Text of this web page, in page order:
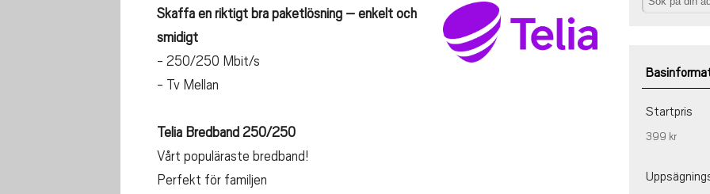
Skaffa en riktigt bra paketlösning – enkelt och
smidigt
- 250/250 Mbit/s
- Tv Mellan
Telia Bredband 250/250
Vårt populäraste bredband!
Perfekt för familjen
Startpris
399 kr